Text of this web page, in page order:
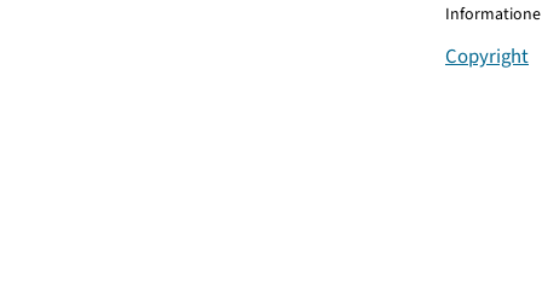
Copyright